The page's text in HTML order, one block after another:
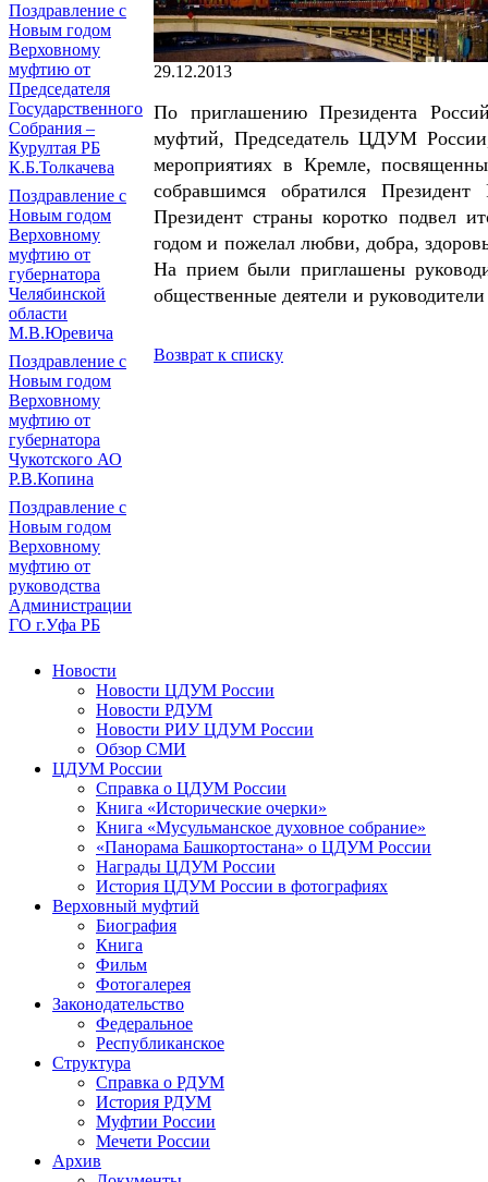
Поздравление с
Новым годом
Верховному
муфтию от
Председателя
Государственного
Собрания –
Курултая РБ
К.Б.Толкачева
Поздравление с
Новым годом
Верховному
муфтию от
губернатора
Челябинской
области
М.В.Юревича
Поздравление с
Новым годом
Верховному
муфтию от
губернатора
Чукотского АО
Р.В.Копина
Поздравление с
Новым годом
Верховному
муфтию от
руководства
Администрации
ГО г.Уфа РБ
29.12.2013
По приглашению Президента
муфтий, Председатель ЦДУМ
мероприятиях в Кремле,
собравшимся обратился
Президент страны коротко подвел
годом и пожелал любви, добра,
На прием были приглашены
общественные деятели и
Возврат к списку
Новости
Новости ЦДУМ России
Новости РДУМ
Новости РИУ ЦДУМ России
Обзор СМИ
ЦДУМ России
Справка о ЦДУМ России
Книга «Исторические очерки»
Книга «Мусульманское духовное собрание»
«Панорама Башкортостана» о ЦДУМ России
Награды ЦДУМ России
История ЦДУМ России в фотографиях
Верховный муфтий
Биография
Книга
Фильм
Фотогалерея
Законодательство
Федеральное
Республиканское
Структура
Справка о РДУМ
История РДУМ
Муфтии России
Мечети России
Архив